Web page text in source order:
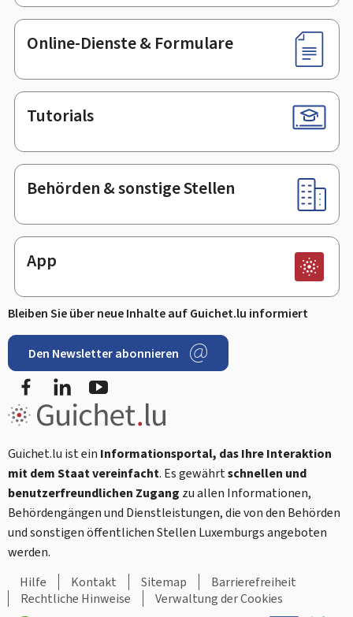
Online-Dienste & Formulare
Tutorials
Behörden & sonstige Stellen
App
Bleiben Sie über neue Inhalte auf Guichet.lu informiert
Den Newsletter abonnieren
FacebookLinkedIn
Guichet.lu ist ein Informationsportal, das Ihre Interaktion
mit dem Staat vereinfacht. Es gewährtschnellen und
benutzerfreundlichen Zugang zu allen Informationen,
Behördengängen und Dienstleistungen, die von den Behörden
und sonstigen öffentlichen Stellen Luxemburgs angeboten
werden.
Hilfe
Kontakt Sitemap
Barrierefreiheit
Rechtliche Hinweise
Verwaltung der Cookies